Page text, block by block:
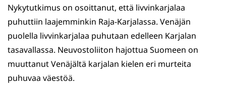
Nykytutkimus on osoittanut, että livvinkarjalaa
puhuttiin laajemminkin Raja-Karjalassa. Venäjän
puolella livvinkarjalaa puhutaan edelleen Karjalan
tasavallassa. Neuvostoliiton hajottua Suomeen on
muuttanut Venäjältä karjalan kielen eri murteita
puhuvaa väestöä.